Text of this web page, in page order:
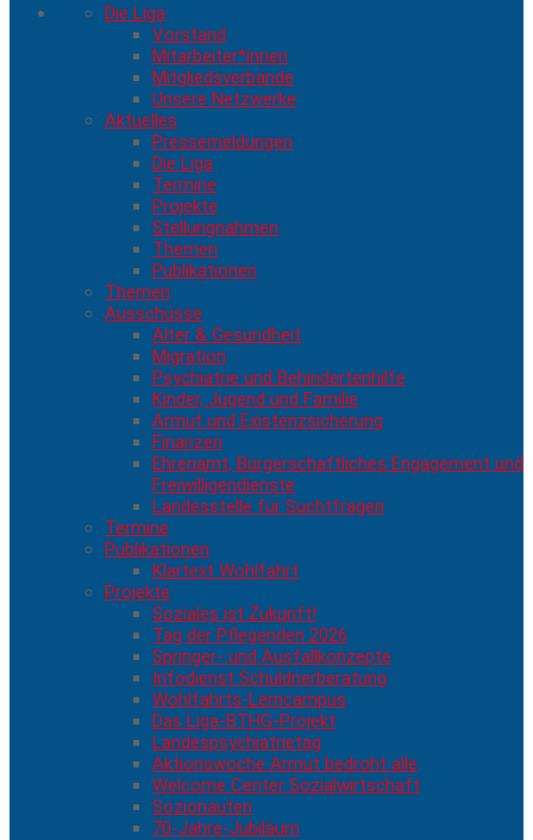
Die Liga
Vorstand
Mitarbeiter*innen
Mitgliedsverbände
Unsere Netzwerke
Aktuelles
Pressemeldungen
Die Liga
Termine
Projekte
Stellungnahmen
Themen
Publikationen
Themen
Ausschüsse
Alter & Gesundheit
Migration
Psychiatrie und Behindertenhilfe
Kinder, Jugend und Familie
Armut und Existenzsicherung
Finanzen
Ehrenamt, Bürgerschaftliches Engagement und
Freiwilligendienste
Landesstelle für Suchtfragen
Termine
Publikationen
Klartext Wohlfahrt
Projekte
Soziales ist Zukunft!
Tag der Pflegenden 2026
Springer- und Ausfallkonzepte
Infodienst Schuldnerberatung
Wohlfahrts-Lerncampus
Das Liga-BTHG-Projekt
Landespsychiatrietag
Aktionswoche Armut bedroht alle
Welcome Center Sozialwirtschaft
Sozionauten
70-Jahre-Jubiläum